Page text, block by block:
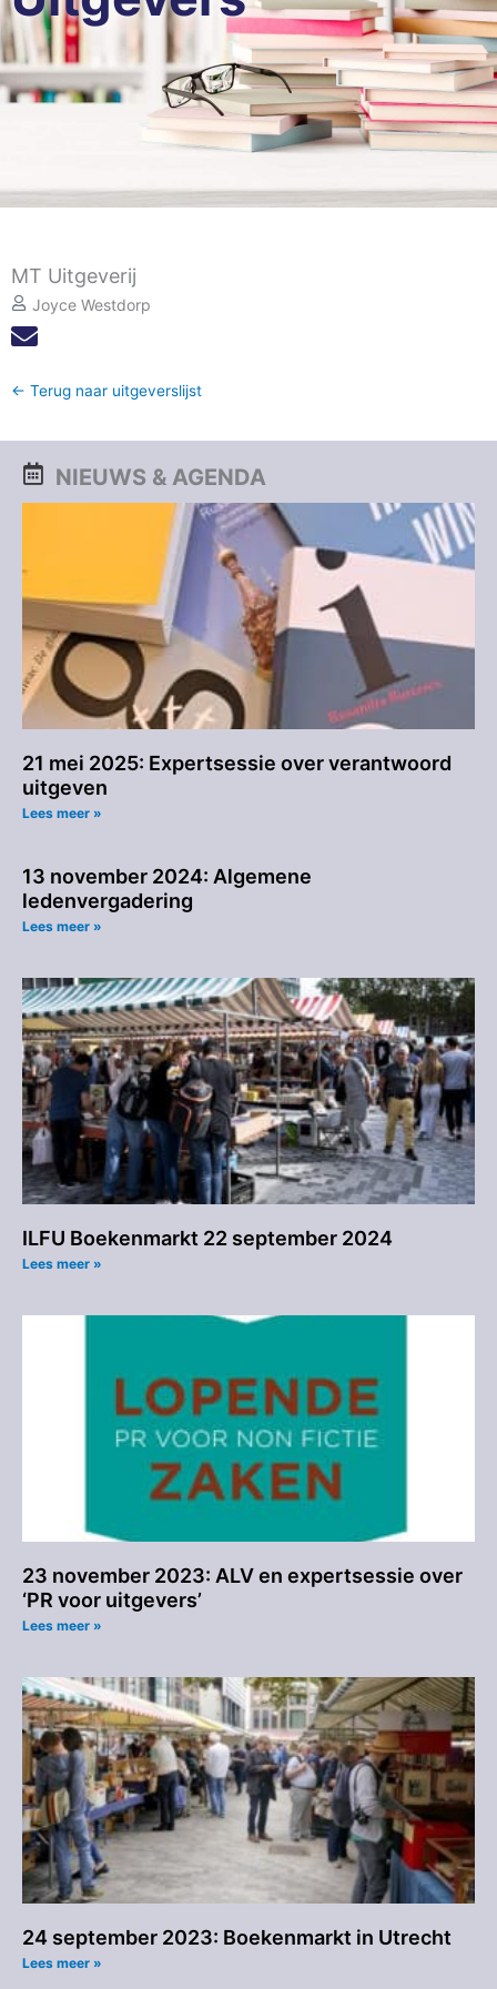
MT Uitgeverij
Joyce Westdorp
← Terug naar uitgeverslijst
NIEUWS & AGENDA
21 mei 2025: Expertsessie over verantwoord
uitgeven
Lees meer »
13 november 2024: Algemene
ledenvergadering
Lees meer »
ILFU Boekenmarkt 22 september 2024
Lees meer »
23 november 2023: ALV en expertsessie over
‘PR voor uitgevers’
Lees meer »
24 september 2023: Boekenmarkt in Utrecht
Lees meer »